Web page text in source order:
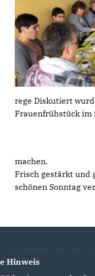
rege Diskutiert
Frauenfrühstück im
machen.
Frisch gestärkt und
schönen Sonntag
Dauchingen
Hinweis